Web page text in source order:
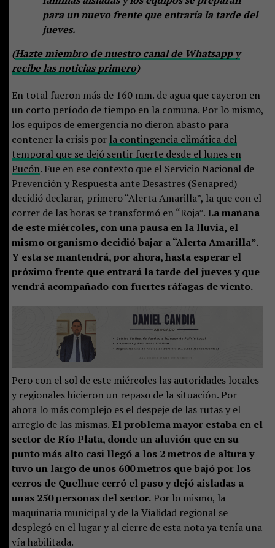
para un nuevo frente que entraría la tarde del
jueves.
(Hazte miembro de nuestro canal de Whatsapp y
recibe las noticias primero)
En total fueron más de 160 mm. de agua que cayeron en
un corto período de tiempo en la comuna. Por lo mismo,
los equipos de emergencia no dieron abasto para
contener la crisis por la contingencia climática del
temporal que se dejó sentir fuerte desde el lunes en
Pucón. Fue en ese contexto que el Servicio Nacional de
Prevención y Respuesta ante Desastres (Senapred)
decidió declarar, primero “Alerta Amarilla”, la que con el
correr de las horas se transformó en “Roja”. La mañana
de este miércoles, con una pausa en la lluvia, el
mismo organismo decidió bajar a “Alerta Amarilla”.
Y esta se mantendrá, por ahora, hasta esperar el
próximo frente que entrará la tarde del jueves y que
vendrá acompañado con fuertes ráfagas de viento.
Pero con el sol de este miércoles las autoridades locales
y regionales hicieron un repaso de la situación. Por
ahora lo más complejo es el despeje de las rutas y el
arreglo de las mismas. El problema mayor estaba en el
sector de Río Plata, donde un aluvión que en su
punto más alto casi llegó a los 2 metros de altura y
tuvo un largo de unos 600 metros que bajó por los
cerros de Quelhue cerró el paso y dejó aisladas a
unas 250 personas del sector.Por lo mismo, la
maquinaria municipal y de la Vialidad regional se
desplegó en el lugar y al cierre de esta nota ya tenía una
vía habilitada.